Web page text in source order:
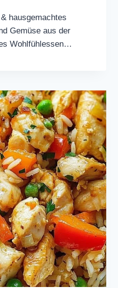
hausgemachtes
Gemüse aus der
Wohlfühlessen…